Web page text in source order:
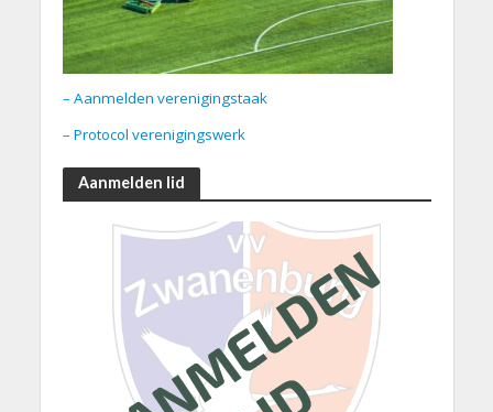
– Aanmelden verenigingstaak
– Protocol verenigingswerk
Aanmelden lid